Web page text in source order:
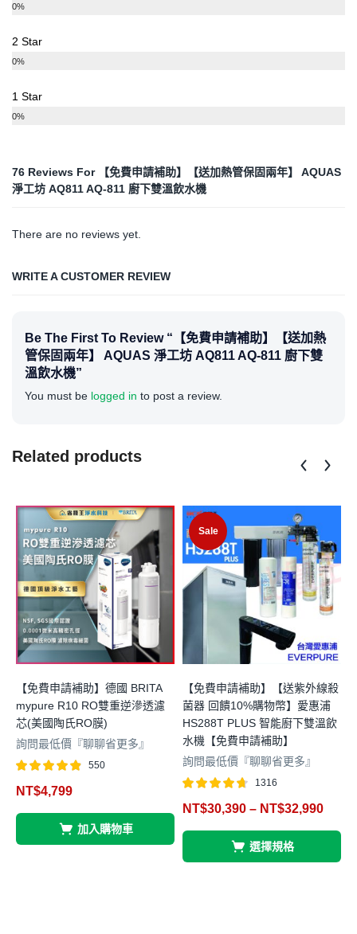
0%
2 Star
0%
1 Star
0%
76 Reviews For
【免費申請補助】【送加熱管保固兩年】 AQUAS
淨工坊 AQ811 AQ-811 廚下雙溫飲水機
There are no reviews yet.
WRITE A CUSTOMER REVIEW
Be The First To Review “【免費申請補助】【送加熱
管保固兩年】 AQUAS 淨工坊 AQ811 AQ-811 廚下雙
溫飲水機”
You must be logged in to post a review.
Related products
【免費申請補助】德國 BRITA
mypure R10 RO雙重逆滲透濾
芯(美國陶氏RO膜)
詢問最低價『聊聊省更多』
4.85
550
NT$4,799
加入購物車
Sale
【免費申請補助】【送紫外線殺
菌器 回饋10%購物幣】愛惠浦
HS288T PLUS 智能廚下雙溫飲
水機【免費申請補助】
詢問最低價『聊聊省更多』
4.63
1316
NT$30,390 – NT$32,990
選擇規格